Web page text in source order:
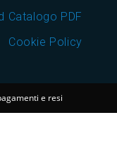
Catalogo PDF
Cookie Policy
e resi